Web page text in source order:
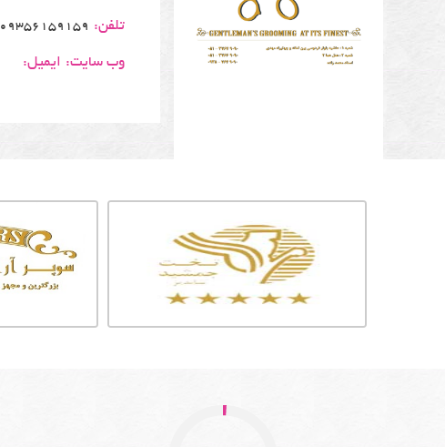
تلفن: 09356159159
وب سایت: ایمیل: